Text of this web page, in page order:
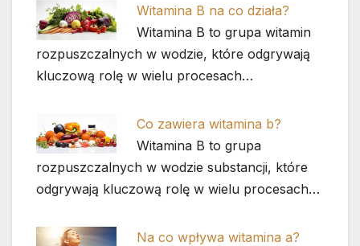
Witamina B na co działa?
Witamina B to grupa witamin
rozpuszczalnych w wodzie, które odgrywają
kluczową rolę w wielu procesach…
Co zawiera witamina b?
Witamina B to grupa
rozpuszczalnych w wodzie substancji, które
odgrywają kluczową rolę w wielu procesach…
Na co wpływa witamina a?